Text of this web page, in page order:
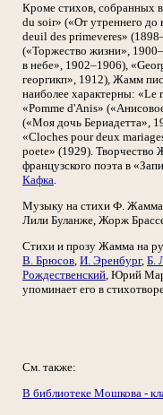
Кроме стихов, собранных
du soir» («От утреннего до
deuil des primeveres»
(«Торжество жизни»,
в небе», 1902–1906),
георгикп», 1912), Жамм
наиболее характерны: «Le
«Pomme d'Anis»
(«Моя дочь Бериадетта»,
«Cloches pour deux
poete» (1929). Творчество
французского поэта в
Кафка.
Музыку на стихи Ф.
Лили Буланже, Жорж
Стихи и прозу Жамма на
В. Брюсов, И. Эренбург, Б.
Рождественский, Юрий
упоминает его в
См. также:
В библиотеке Мошкова -